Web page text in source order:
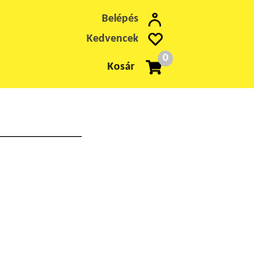
Belépés
Kedvencek
Kosár
0